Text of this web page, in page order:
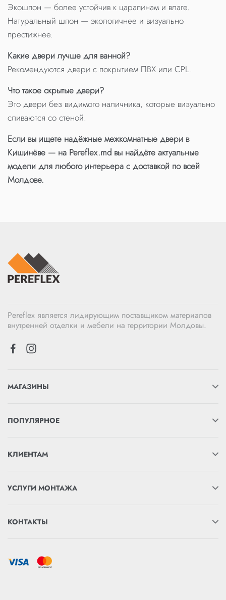
Экошпон — более устойчив к царапинам и влаге.
Натуральный шпон — экологичнее и визуально
престижнее.
Какие двери лучше для ванной?
Рекомендуются двери с покрытием ПВХ или CPL.
Что такое скрытые двери?
Это двери без видимого наличника, которые визуально
сливаются со стеной.
Если вы ищете надёжные межкомнатные двери в
Кишинёве — на Pereflex.md вы найдёте актуальные
модели для любого интерьера с доставкой по всей
Молдове.
Pereflex является лидирующим поставщиком материалов
внутренней отделки и мебели на территории Молдовы.
МАГАЗИНЫ
ПОПУЛЯРНОЕ
КЛИЕНТАМ
УСЛУГИ МОНТАЖА
КОНТАКТЫ